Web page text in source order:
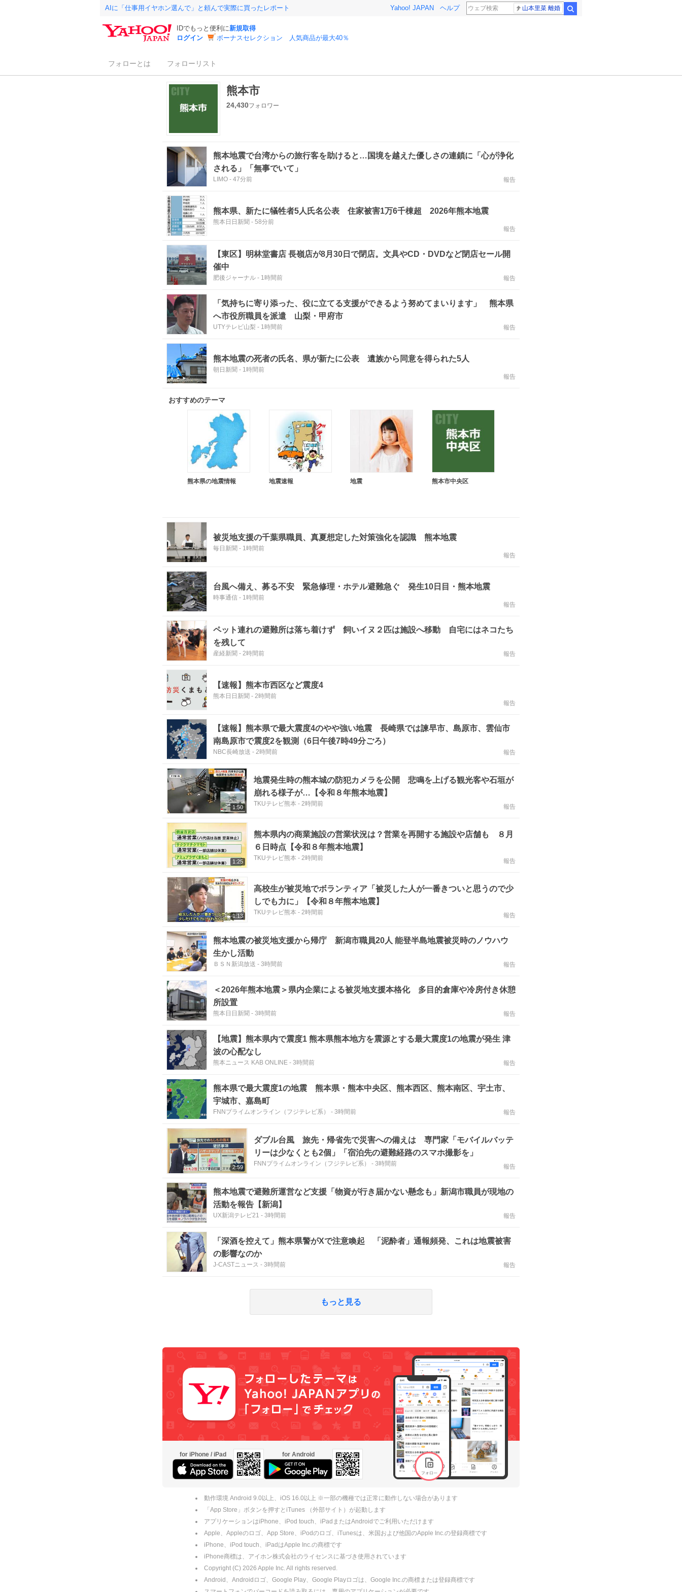
AIに「仕事用イヤホン選んで」と頼んで実際に買ったレポート Yahoo! JAPAN ヘルプ 山本里菜 離婚
IDでもっと便利に新規取得
ログイン
ボーナスセレクション 人気商品が最大40％
フォローとは フォローリスト
熊本市
24,430フォロワー
熊本地震で台湾からの旅行客を助けると…国境を越えた優しさの連鎖に「心が浄化
される」「無事でいて」
LIMO - 47分前 報告
熊本県、新たに犠牲者5人氏名公表 住家被害1万6千棟超 2026年熊本地震
熊本日日新聞 - 58分前
報告
【東区】明林堂書店 長嶺店が8月30日で閉店。文具やCD・DVDなど閉店セール開
催中
肥後ジャーナル - 1時間前 報告
「気持ちに寄り添った、役に立てる支援ができるよう努めてまいります」 熊本県
へ市役所職員を派遣 山梨・甲府市
UTYテレビ山梨 - 1時間前 報告
熊本地震の死者の氏名、県が新たに公表 遺族から同意を得られた5人
朝日新聞 - 1時間前
報告
おすすめのテーマ
熊本県の地震情報 地震速報 地震 熊本市中央区
被災地支援の千葉県職員、真夏想定した対策強化を認識 熊本地震
毎日新聞 - 1時間前
報告
台風へ備え、募る不安 緊急修理・ホテル避難急ぐ 発生10日目・熊本地震
時事通信 - 1時間前
報告
ペット連れの避難所は落ち着けず 飼いイヌ２匹は施設へ移動 自宅にはネコたち
を残して
産経新聞 - 2時間前 報告
【速報】熊本市西区など震度4
熊本日日新聞 - 2時間前
報告
【速報】熊本県で最大震度4のやや強い地震 長崎県では諫早市、島原市、雲仙市
南島原市で震度2を観測（6日午後7時49分ごろ）
NBC長崎放送 - 2時間前 報告
1:50
地震発生時の熊本城の防犯カメラを公開 悲鳴を上げる観光客や石垣が
崩れる様子が…【令和８年熊本地震】
TKUテレビ熊本 - 2時間前 報告
1:25
熊本県内の商業施設の営業状況は？営業を再開する施設や店舗も ８月
６日時点【令和８年熊本地震】
TKUテレビ熊本 - 2時間前 報告
1:13
高校生が被災地でボランティア「被災した人が一番きついと思うので少
しでも力に」【令和８年熊本地震】
TKUテレビ熊本 - 2時間前 報告
熊本地震の被災地支援から帰庁 新潟市職員20人 能登半島地震被災時のノウハウ
生かし活動
ＢＳＮ新潟放送 - 3時間前 報告
＜2026年熊本地震＞県内企業による被災地支援本格化 多目的倉庫や冷房付き休憩
所設置
熊本日日新聞 - 3時間前 報告
【地震】熊本県内で震度1 熊本県熊本地方を震源とする最大震度1の地震が発生 津
波の心配なし
熊本ニュース KAB ONLINE - 3時間前 報告
熊本県で最大震度1の地震 熊本県・熊本中央区、熊本西区、熊本南区、宇土市、
宇城市、嘉島町
FNNプライムオンライン（フジテレビ系） - 3時間前 報告
2:59
ダブル台風 旅先・帰省先で災害への備えは 専門家「モバイルバッテ
リーは少なくとも2個」「宿泊先の避難経路のスマホ撮影を」
FNNプライムオンライン（フジテレビ系） - 3時間前 報告
熊本地震で避難所運営など支援「物資が行き届かない懸念も」新潟市職員が現地の
活動を報告【新潟】
UX新潟テレビ21 - 3時間前 報告
「深酒を控えて」熊本県警がXで注意喚起 「泥酔者」通報頻発、これは地震被害
の影響なのか
J-CASTニュース - 3時間前 報告
もっと見る
for iPhone / iPad for Android
動作環境 Android 9.0以上、iOS 16.0以上 ※一部の機種では正常に動作しない場合があります
「App Store」ボタンを押すとiTunes （外部サイト）が起動します
アプリケーションはiPhone、iPod touch、iPadまたはAndroidでご利用いただけます
Apple、Appleのロゴ、App Store、iPodのロゴ、iTunesは、米国および他国のApple Inc.の登録商標です
iPhone、iPod touch、iPadはApple Inc.の商標です
iPhone商標は、アイホン株式会社のライセンスに基づき使用されています
Copyright (C) 2026 Apple Inc. All rights reserved.
Android、Androidロゴ、Google Play、Google Playロゴは、Google Inc.の商標または登録商標です